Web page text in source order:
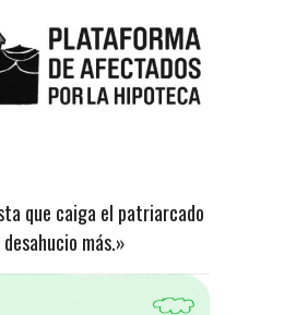
que caiga el patriarcado
más.»